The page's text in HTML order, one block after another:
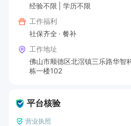
经验不限
学历不限
工作福利
社保齐全
餐补
工作地址
佛山市顺德区北滘镇三乐路华智
栋一楼102
平台核验
营业执照